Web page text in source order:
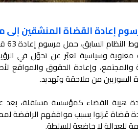
إعادة القضاة المنشقين
في
وسياسية تعبّر عن تحوّل في
والمجتمع، وإعادة الحقوق والمواقع
السوريين من ملاحقة وتهديد.
هيبة القضاء كمؤسسة مستقلة، بعد
عُزلوا بسبب مواقفهم الرافضة
لا خاضعة للسلطة.